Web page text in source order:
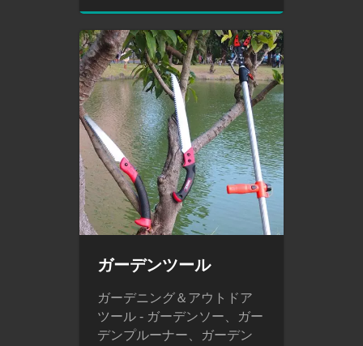
ガーデンツール
ガーデニング＆アウトドア
ツール - ガーデンソー、ガー
デンプルーナー、ガーデン